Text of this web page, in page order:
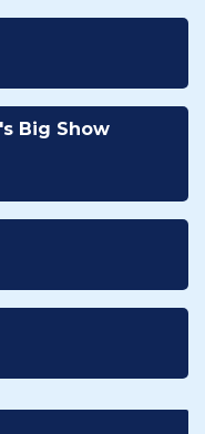
Big Show